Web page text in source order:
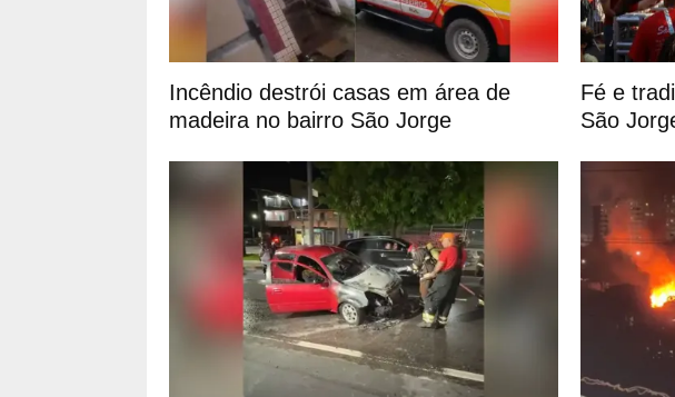
Incêndio destrói casas em área de
madeira no bairro São Jorge
Fé e
São